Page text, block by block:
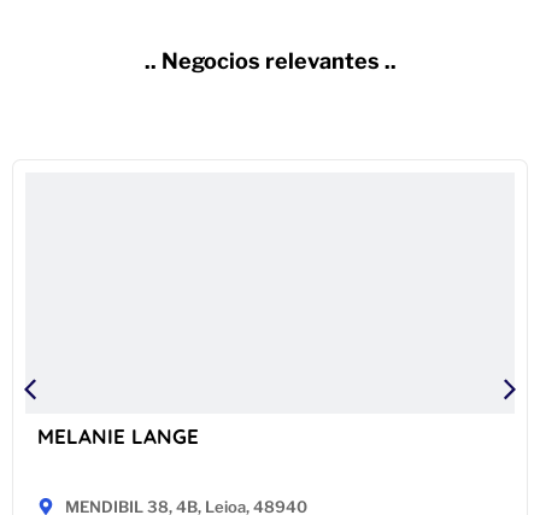
.. Negocios relevantes ..
MELANIE LANGE
MENDIBIL 38, 4B, Leioa, 48940